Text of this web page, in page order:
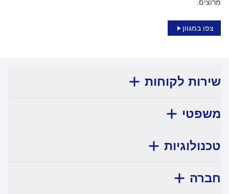
מרוצים.
צפו במגוון
שירות לקוחות
משפטי
טכנולוגיות
חברה